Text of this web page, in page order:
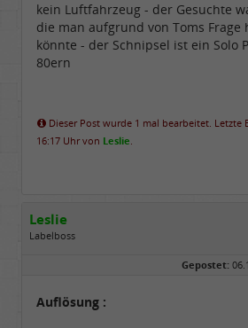
kein Luftfahrzeug - der Gesuchte
die man aufgrund von Toms Frage
könnte - der Schnipsel ist ein Solo
80ern
Dieser Post wurde 1 mal bearbeitet. Letzte
16:17 Uhr von Leslie.
Leslie
Labelboss
in der Mitte zwischenGepostet:
Auflösung :